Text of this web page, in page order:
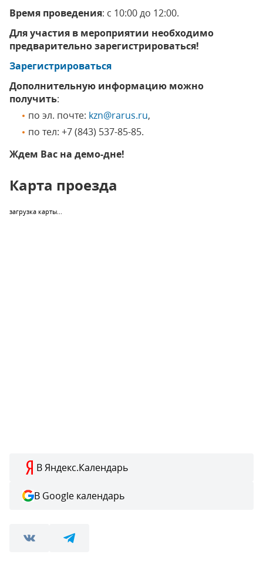
Время проведения: с 10:00 до 12:00.
Для участия в мероприятии необходимо
предварительно зарегистрироваться!
Зарегистрироваться
Дополнительную информацию можно
получить:
по эл. почте: kzn@rarus.ru,
по тел: +7 (843) 537-85-85.
Ждем Вас на демо-дне!
Карта проезда
загрузка карты...
В Яндекс.Календарь
В Google календарь